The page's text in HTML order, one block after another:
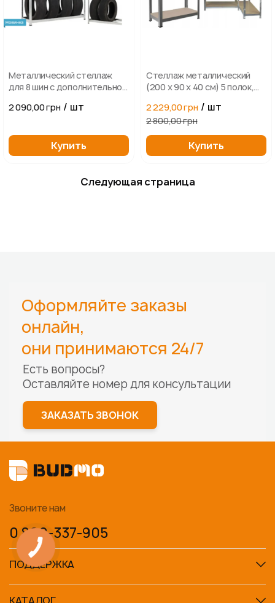
Металлический стеллаж
для 8 шин с дополнительной
(180×120×40 см)
2 090,00 грн / шт
Купить
Стеллаж металлический
(200 х 90 х 40 см) 5 полок,
2 229,00 грн / шт
2 800,00 грн
Купить
Следующая страница
Оформляйте заказы
онлайн,
они принимаются 24/7
Есть вопросы?
Оставляйте номер для консультации
ЗАКАЗАТЬ ЗВОНОК
Звоните нам
0 800-337-905
ПОДДЕРЖКА